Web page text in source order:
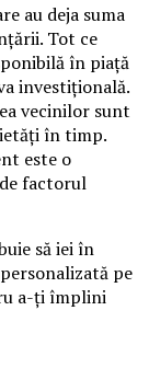
au deja suma
Tot ce
în piață
investițională.
vecinilor sunt
în timp.
este o
factorul
să iei în
pe
a-ți împlini